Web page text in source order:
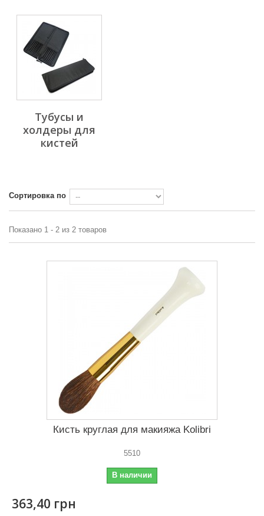
Тубусы и
холдеры для
кистей
Сортировка по
Показано 1 - 2 из 2 товаров
Кисть круглая для макияжа Kolibri
5510
В наличии
363,40 грн